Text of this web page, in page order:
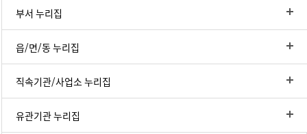
부서 누리집
읍/면/동 누리집
직속기관/사업소 누리집
유관기관 누리집